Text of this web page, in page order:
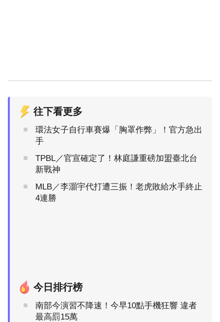
往下看更多
環法女子自行車賽爆「胸罩作弊」！官方急出
手
TPBL／官宣確定了！林庭謙重磅加盟臺北台
新戰神
MLB／李灝宇代打遭三振！老虎敗給水手終止
4連勝
今日排行榜
南部今演習不降速！今早10點手機狂響 違者
最高罰15萬